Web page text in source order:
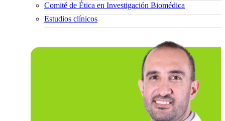
Comité de Ética en Investigación Biomédica
Estudios clínicos